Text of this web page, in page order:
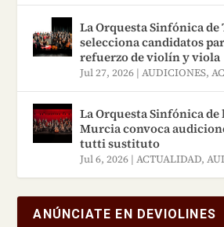
La Orquesta Sinfónica
selecciona candidatos
refuerzo de violín y viola
Jul 27, 2026 |AUDICIONES,
La Orquesta Sinfónica de
Murcia convoca
tutti sustituto
Jul 6, 2026 |ACTUALIDAD,
ANÚNCIATE EN DEVIOLINES